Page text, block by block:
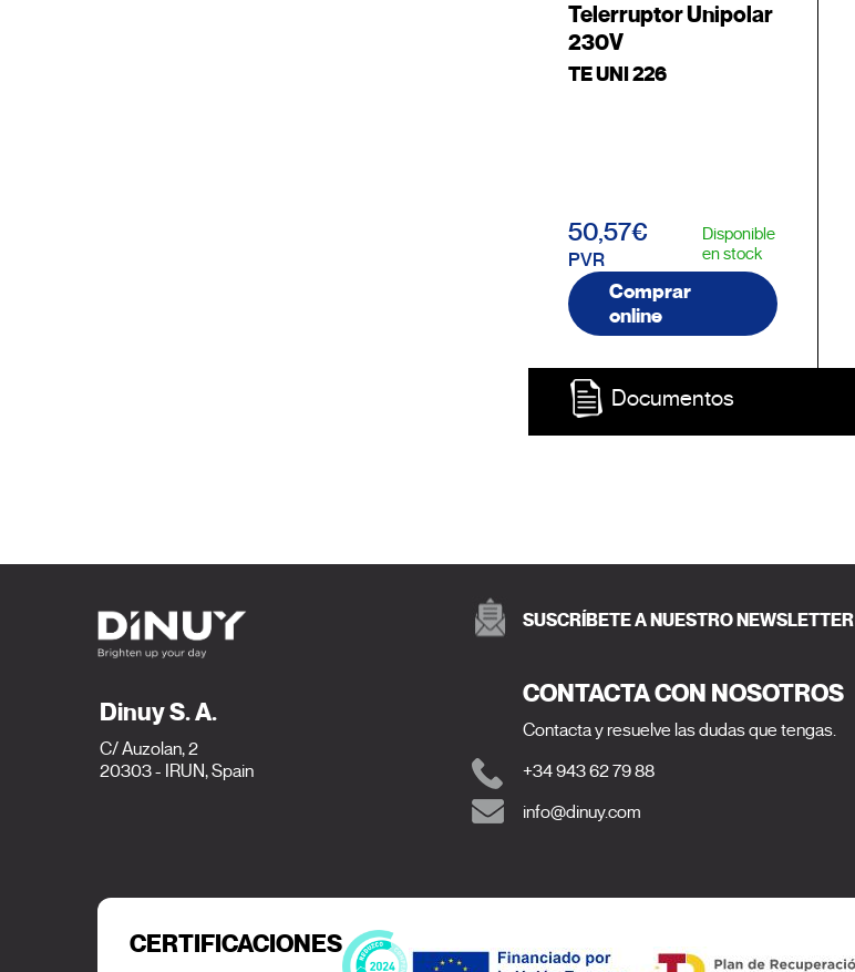
Telerruptor Unipolar
230V
TE UNI 226
50,57€
PVR
Disponible
en stock
Comprar
online
Documentos
Dinuy S. A.
C/ Auzolan, 2
20303 - IRUN, Spain
SUSCRÍBETE A NUESTRO NEWSLETTER
CONTACTA CON NOSOTROS
Contacta y resuelve las dudas que tengas.
+34 943 62 79 88
info@dinuy.com
CERTIFICACIONES